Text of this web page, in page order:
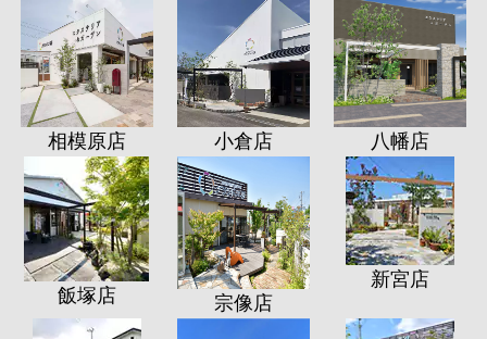
相模原店 小倉店 八幡店
飯塚店 宗像店
新宮店